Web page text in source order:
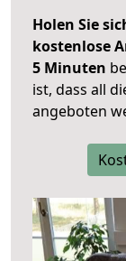
Holen Sie
kostenlose
5 Minuten
ist, dass all
angeboten